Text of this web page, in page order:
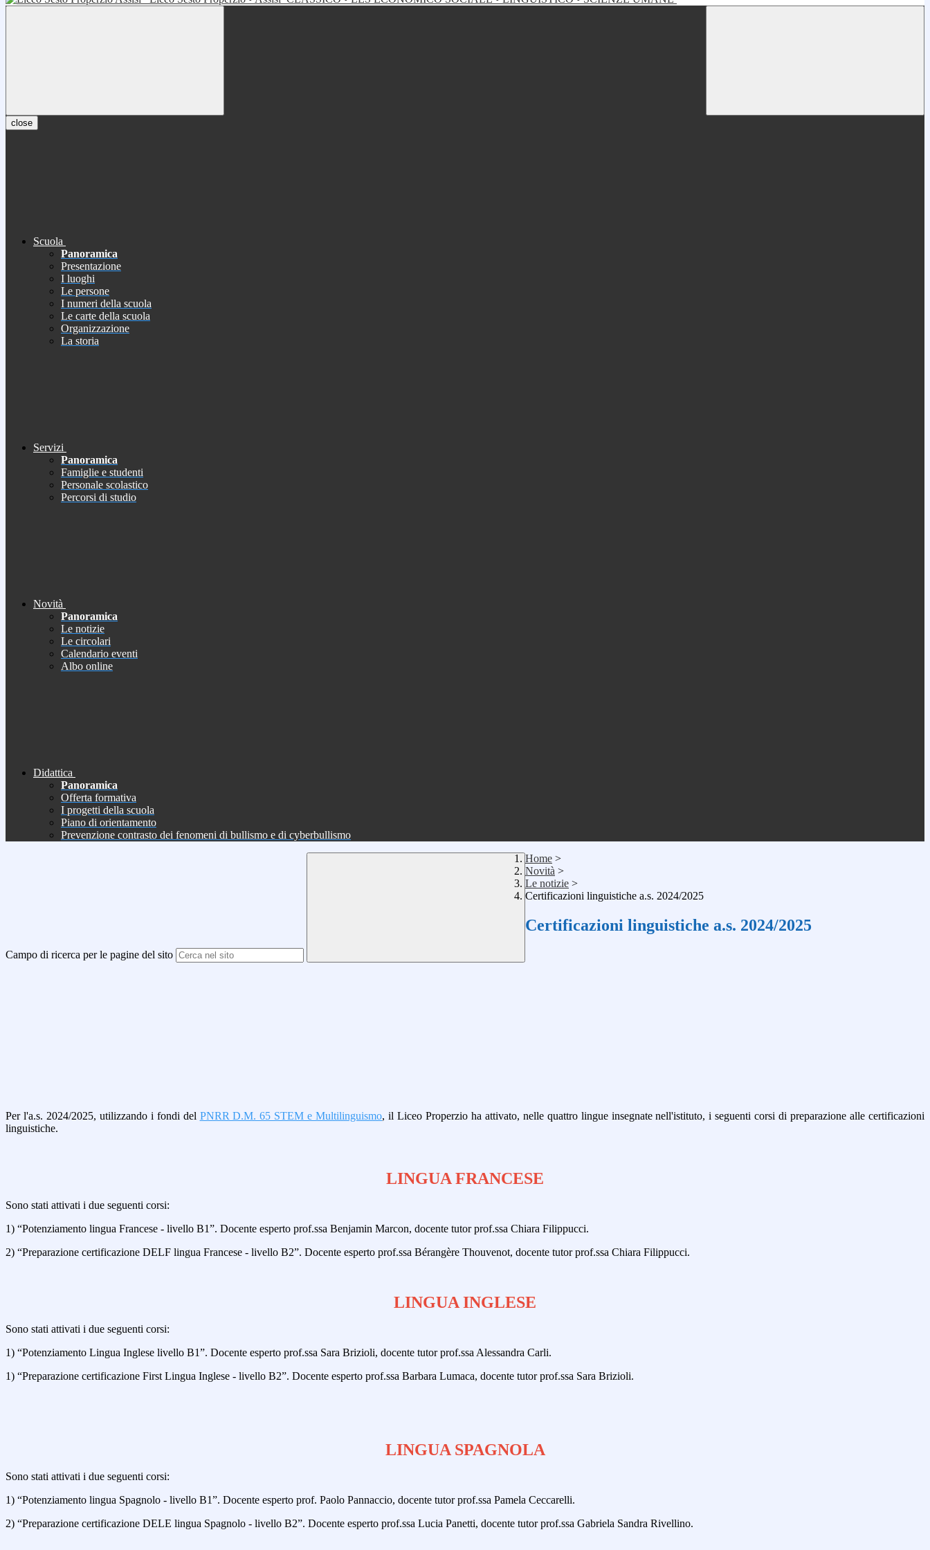
close
Scuola
Panoramica
Presentazione
I luoghi
Le persone
I numeri della scuola
Le carte della scuola
Organizzazione
La storia
Servizi
Panoramica
Famiglie e studenti
Personale scolastico
Percorsi di studio
Novità
Panoramica
Le notizie
Le circolari
Calendario eventi
Albo online
Didattica
Panoramica
Offerta formativa
I progetti della scuola
Piano di orientamento
Prevenzione contrasto dei fenomeni di bullismo e di cyberbullismo
Campo di ricerca per le pagine del sito
Home >
Novità >
Le notizie >
Certificazioni linguistiche a.s. 2024/2025
Certificazioni linguistiche a.s. 2024/2025
Per l'a.s. 2024/2025, utilizzando i fondi del PNRR D.M. 65 STEM e Multilinguismo, il Liceo Properzio ha attivato, nelle quattro lingue insegnate nell'istituto, i seguenti corsi di preparazione alle certificazioni
linguistiche.
LINGUA FRANCESE
Sono stati attivati i due seguenti corsi:
1) “Potenziamento lingua Francese - livello B1”. Docente esperto prof.ssa Benjamin Marcon, docente tutor prof.ssa Chiara Filippucci.
2) “Preparazione certificazione DELF lingua Francese - livello B2”. Docente esperto prof.ssa Bérangère Thouvenot, docente tutor prof.ssa Chiara Filippucci.
LINGUA INGLESE
Sono stati attivati i due seguenti corsi:
1) “Potenziamento Lingua Inglese livello B1”. Docente esperto prof.ssa Sara Brizioli, docente tutor prof.ssa Alessandra Carli.
1) “Preparazione certificazione First Lingua Inglese - livello B2”. Docente esperto prof.ssa Barbara Lumaca, docente tutor prof.ssa Sara Brizioli.
LINGUA SPAGNOLA
Sono stati attivati i due seguenti corsi:
1) “Potenziamento lingua Spagnolo - livello B1”. Docente esperto prof. Paolo Pannaccio, docente tutor prof.ssa Pamela Ceccarelli.
2) “Preparazione certificazione DELE lingua Spagnolo - livello B2”. Docente esperto prof.ssa Lucia Panetti, docente tutor prof.ssa Gabriela Sandra Rivellino.